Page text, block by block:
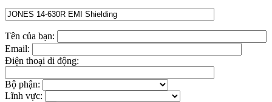
Tên của bạn:
Email:
Điện thoại di động:
Bộ phận:
Lĩnh vực: